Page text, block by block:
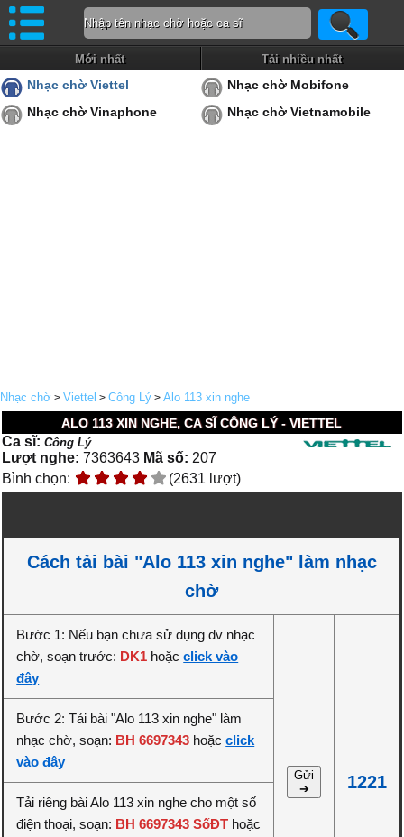
Mới nhất Tải nhiều nhất
Nhạc chờ Viettel
Nhạc chờ Mobifone
Nhạc chờ Vinaphone
Nhạc chờ Vietnamobile
Nhạc chờ > Viettel > Công Lý > Alo 113 xin nghe
ALO 113 XIN NGHE, CA SĨ CÔNG LÝ - VIETTEL
Ca sĩ:Công Lý
Lượt nghe: 7363643 Mã số: 207
Bình chọn:
(2631 lượt)
Cách tải bài "Alo 113 xin nghe" làm nhạc
chờ
Bước 1: Nếu bạn chưa sử dụng dv nhạc
chờ, soạn trước: DK1 hoặcclick vào
đây
Gửi
➔
1221
Bước 2: Tải bài "Alo 113 xin nghe" làm
nhạc chờ, soạn: BH 6697343 hoặcclick
vào đây
Tải riêng bài Alo 113 xin nghe cho một số
điện thoại, soạn: BH 6697343 SốĐT hoặc